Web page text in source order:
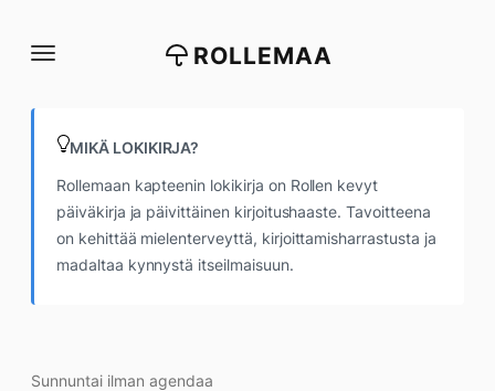
suoraan
ROLLEMAA
MIKÄ LOKIKIRJA?
Rollemaan kapteenin lokikirja on Rollen kevyt
päiväkirja ja päivittäinen kirjoitushaaste. Tavoitteena
on kehittää mielenterveyttä, kirjoittamisharrastusta ja
madaltaa kynnystä itseilmaisuun.
Sunnuntai ilman agendaa